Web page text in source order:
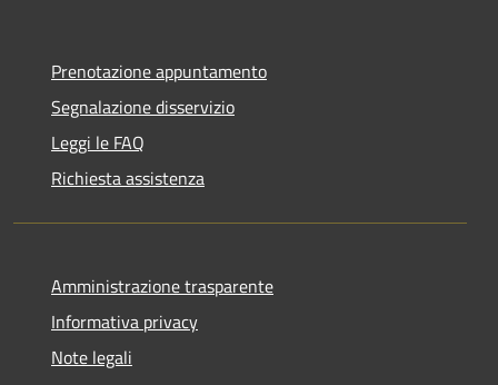
Prenotazione appuntamento
Segnalazione disservizio
Leggi le FAQ
Richiesta assistenza
Amministrazione trasparente
Informativa privacy
Note legali